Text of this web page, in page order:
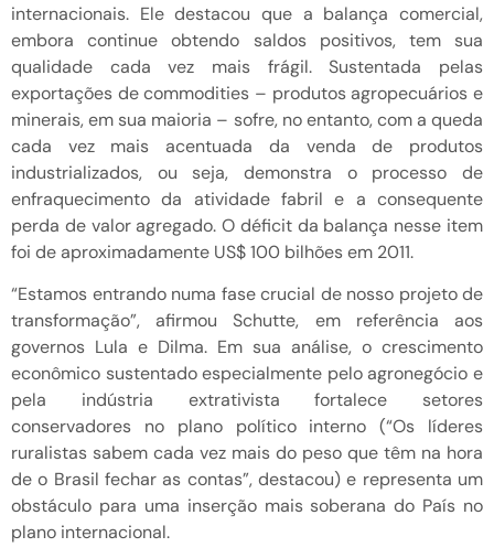
internacionais. Ele destacou que a balança comercial,
embora continue obtendo saldos positivos, tem sua
qualidade cada vez mais frágil. Sustentada pelas
exportações de commodities – produtos agropecuários e
minerais, em sua maioria – sofre, no entanto, com a queda
cada vez mais acentuada da venda de produtos
industrializados, ou seja, demonstra o processo de
enfraquecimento da atividade fabril e a consequente
perda de valor agregado. O déficit da balança nesse item
foi de aproximadamente US$ 100 bilhões em 2011.
“Estamos entrando numa fase crucial de nosso projeto de
transformação”, afirmou Schutte, em referência aos
governos Lula e Dilma. Em sua análise, o crescimento
econômico sustentado especialmente pelo agronegócio e
pela indústria extrativista fortalece setores
conservadores no plano político interno (“Os líderes
ruralistas sabem cada vez mais do peso que têm na hora
de o Brasil fechar as contas”, destacou) e representa um
obstáculo para uma inserção mais soberana do País no
plano internacional.